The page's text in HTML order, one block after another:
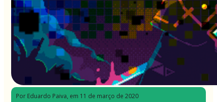
Por Eduardo Paiva, em 11 de março de 2020